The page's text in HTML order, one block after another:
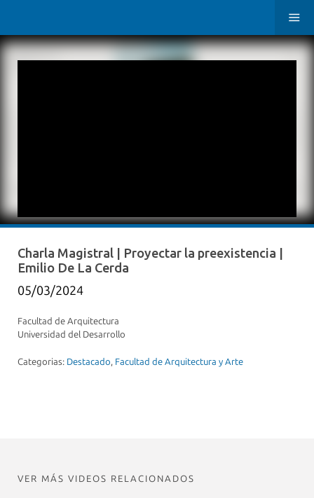
Charla Magistral | Proyectar la preexistencia |
Emilio De La Cerda
05/03/2024
Facultad de Arquitectura
Universidad del Desarrollo
Categorias: Destacado, Facultad de Arquitectura y Arte
VER MÁS VIDEOS RELACIONADOS